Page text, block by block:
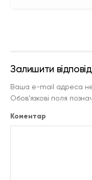
Залишити
Ваша e-mail адреса
Обов’язкові поля
Коментар